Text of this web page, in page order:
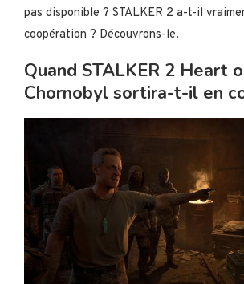
pas disponible ? STALKER 2 a-t-il
coopération ? Découvrons-le.
Quand STALKER 2 Heart
Chornobyl sortira-t-il en